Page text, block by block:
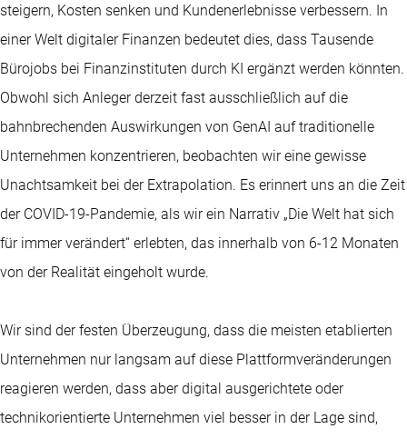
steigern, Kosten senken und Kundenerlebnisse verbessern. In
einer Welt digitaler Finanzen bedeutet dies, dass Tausende
Bürojobs bei Finanzinstituten durch KI ergänzt werden könnten.
Obwohl sich Anleger derzeit fast ausschließlich auf die
bahnbrechenden Auswirkungen von GenAI auf traditionelle
Unternehmen konzentrieren, beobachten wir eine gewisse
Unachtsamkeit bei der Extrapolation. Es erinnert uns an die Zeit
der COVID-19-Pandemie, als wir ein Narrativ „Die Welt hat sich
für immer verändert“ erlebten, das innerhalb von 6-12 Monaten
von der Realität eingeholt wurde.
Wir sind der festen Überzeugung, dass die meisten etablierten
Unternehmen nur langsam auf diese Plattformveränderungen
reagieren werden, dass aber digital ausgerichtete oder
technikorientierte Unternehmen viel besser in der Lage sind,